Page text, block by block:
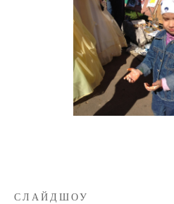
СЛАЙДШОУ